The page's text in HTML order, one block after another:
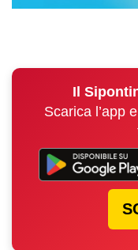
Il
Scarica l’app